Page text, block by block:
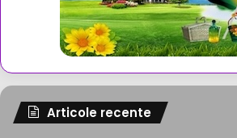
Articole recente